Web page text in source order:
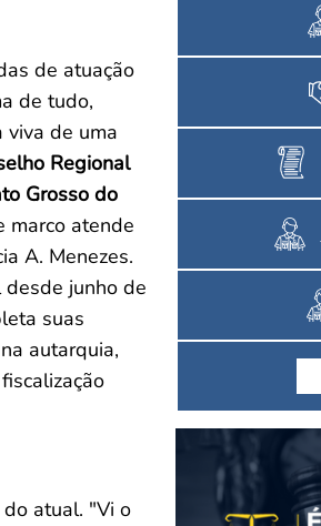
de atuação
de tudo,
viva de uma
Regional
Grosso do
marco atende
A. Menezes.
desde junho de
suas
autarquia,
atual. "Vi o